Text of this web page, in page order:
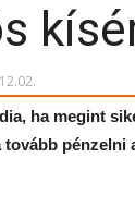
ha megint